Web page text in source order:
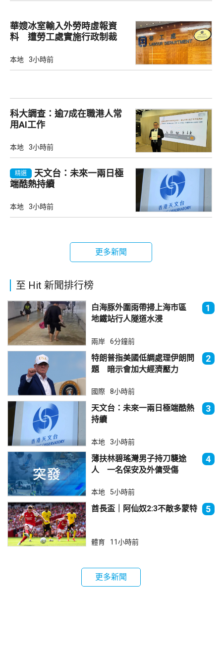
華嫂冰室輸入外勞時虛報資
料 遭勞工處實施行政制裁
本地 3小時前
科大調查：逾7成在職港人常
用AI工作
本地 3小時前
精選
天文台：未來一兩日極
端酷熱持續
本地 3小時前
更多新聞
至 Hit 新聞排行榜
白海豚外圍雨帶掃上海市區
地鐵站行人隧道水浸
1
兩岸 6分鐘前
特朗普指美國低調處理伊朗問
題 暗示會加大經濟壓力
2
國際 8小時前
天文台：未來一兩日極端酷熱
持續
3
本地 3小時前
薄扶林碧瑤灣男子持刀襲途
人 一名保安及外傭受傷
4
本地 5小時前
酋長盃｜阿仙奴2:3不敵多蒙特 5
體育 11小時前
更多新聞